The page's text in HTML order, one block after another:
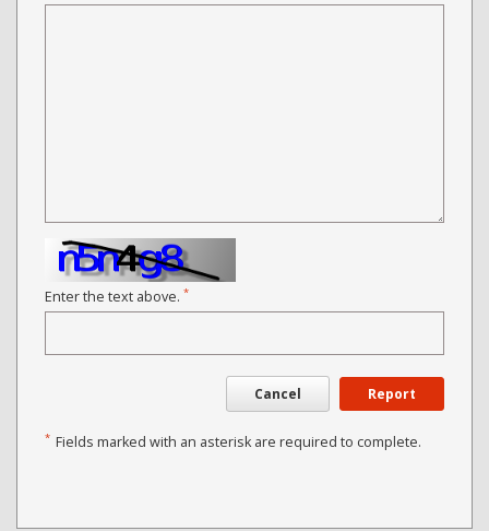
Enter the text above. *
Cancel Report
* Fields marked with an asterisk are required to complete.